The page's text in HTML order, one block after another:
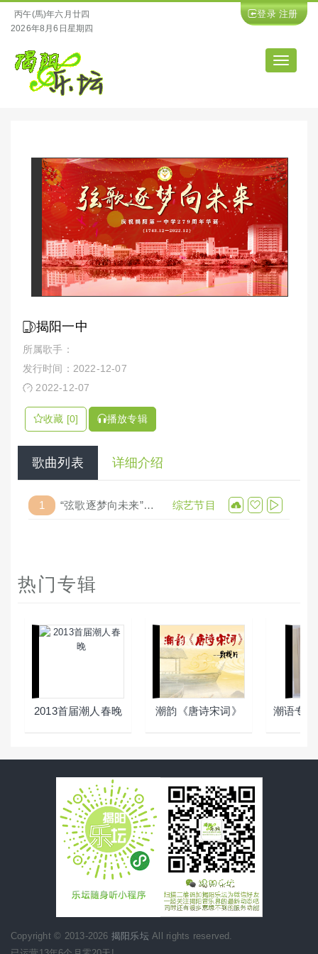
丙午(馬)年六月廿四
2026年8月6日星期四
登录 注册
导
航
揭阳一中
所属歌手：
发行时间：2022-12-07
2022-12-07
收藏 [0] 播放专辑
歌曲列表 详细介绍
1 “弦歌逐梦向未来”揭阳第一中学庆祝279周年华诞文艺汇演 综艺节目
热门专辑
2013首届潮人春晚 潮韵《唐诗宋词》 潮语专
Copyright © 2013-2026 揭阳乐坛 All rights reserved.